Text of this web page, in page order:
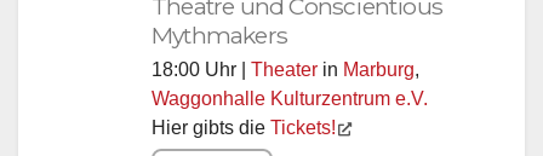
Theatre und Conscientious
Mythmakers
18:00 Uhr | Theater in Marburg,
Waggonhalle Kulturzentrum e.V.
Hier gibts die Tickets!